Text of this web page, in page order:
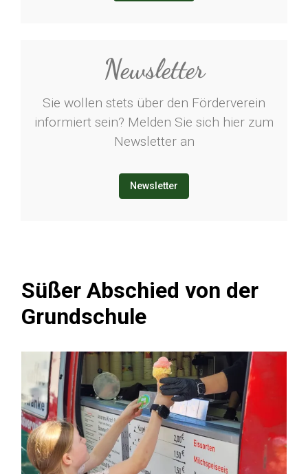
Newsletter
Sie wollen stets über den Förderverein
informiert sein? Melden Sie sich hier zum
Newsletter an
Newsletter
Süßer Abschied von der
Grundschule